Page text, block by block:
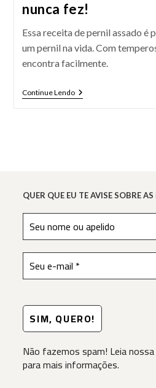
nunca fez!
Essa receita de pernil assado é
um pernil na vida. Com
encontra facilmente.
Continue LendoReceita
De
QUER QUE EU TE AVISE SOBRE
Não fazemos spam! Leia
para mais informações.